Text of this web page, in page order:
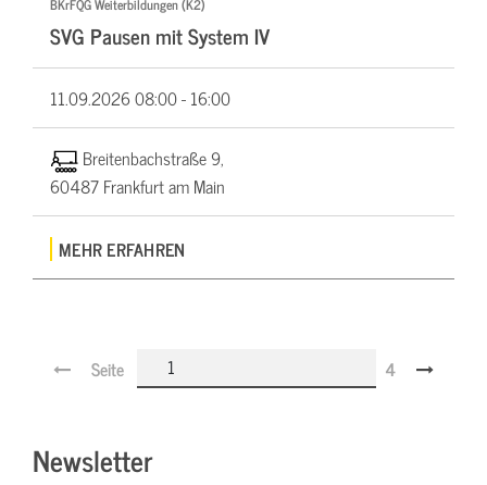
SVG Pausen mit System IV
11.09.202608:00 - 16:00
Breitenbachstraße 9,
60487 Frankfurt am Main
MEHR ERFAHREN
Seite 4
Newsletter